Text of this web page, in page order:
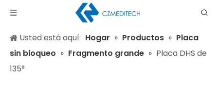
Usted está aquí: Hogar » Productos » Placa
sin bloqueo » Fragmento grande » Placa DHS de
135°